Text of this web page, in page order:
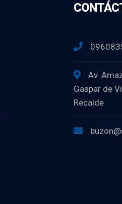
Av.
Gaspar de
Recalde